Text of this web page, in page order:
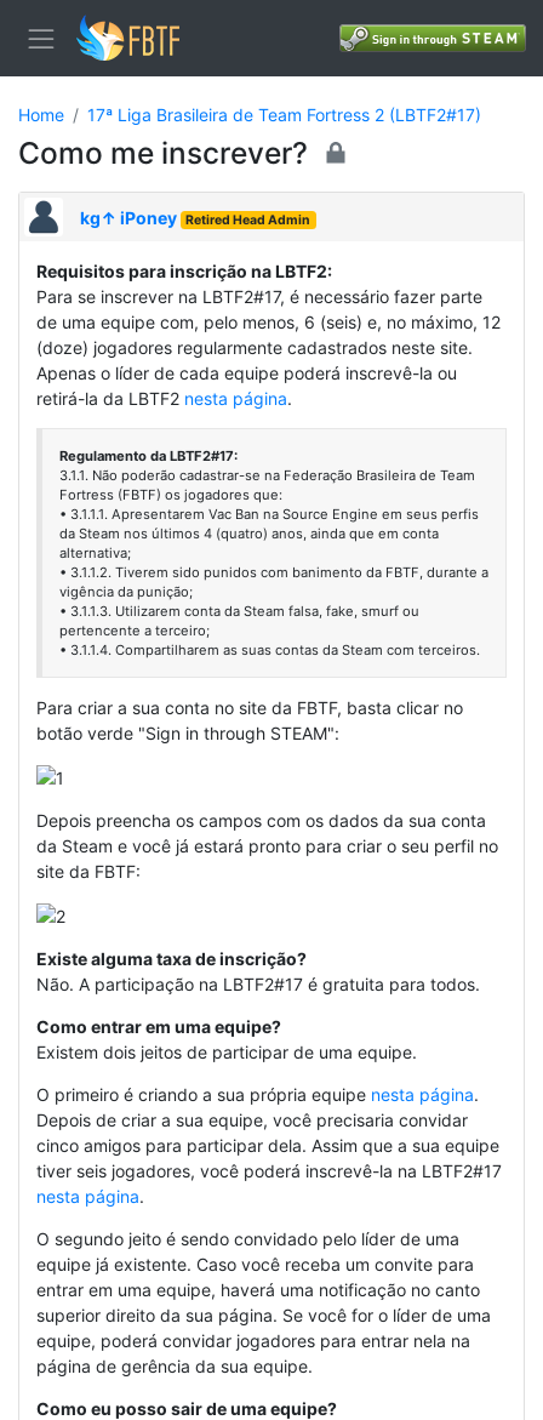
Home 17ª Liga Brasileira de Team Fortress 2 (LBTF2#17)
Como me inscrever?
kg↑ iPoney Retired Head Admin
Requisitos para inscrição na LBTF2:
Para se inscrever na LBTF2#17, é necessário fazer parte
de uma equipe com, pelo menos, 6 (seis) e, no máximo, 12
(doze) jogadores regularmente cadastrados neste site.
Apenas o líder de cada equipe poderá inscrevê-la ou
retirá-la da LBTF2 nesta página.
Regulamento da LBTF2#17:
3.1.1. Não poderão cadastrar-se na Federação Brasileira de Team
Fortress (FBTF) os jogadores que:
• 3.1.1.1. Apresentarem Vac Ban na Source Engine em seus perfis
da Steam nos últimos 4 (quatro) anos, ainda que em conta
alternativa;
• 3.1.1.2. Tiverem sido punidos com banimento da FBTF, durante a
vigência da punição;
• 3.1.1.3. Utilizarem conta da Steam falsa, fake, smurf ou
pertencente a terceiro;
• 3.1.1.4. Compartilharem as suas contas da Steam com terceiros.
Para criar a sua conta no site da FBTF, basta clicar no
botão verde "Sign in through STEAM":
Depois preencha os campos com os dados da sua conta
da Steam e você já estará pronto para criar o seu perfil no
site da FBTF:
Existe alguma taxa de inscrição?
Não. A participação na LBTF2#17 é gratuita para todos.
Como entrar em uma equipe?
Existem dois jeitos de participar de uma equipe.
O primeiro é criando a sua própria equipe nesta página.
Depois de criar a sua equipe, você precisaria convidar
cinco amigos para participar dela. Assim que a sua equipe
tiver seis jogadores, você poderá inscrevê-la na LBTF2#17
nesta página.
O segundo jeito é sendo convidado pelo líder de uma
equipe já existente. Caso você receba um convite para
entrar em uma equipe, haverá uma notificação no canto
superior direito da sua página. Se você for o líder de uma
equipe, poderá convidar jogadores para entrar nela na
página de gerência da sua equipe.
Como eu posso sair de uma equipe?